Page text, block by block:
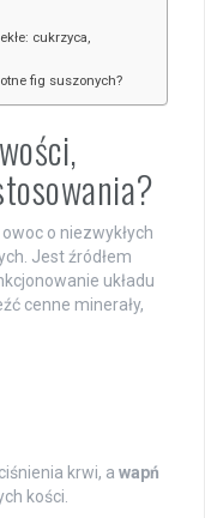
cukrzyca,
fig suszonych?
owoc o niezwykłych
Jest źródłem
układu
cenne minerały,
krwi, a wapń
kości.